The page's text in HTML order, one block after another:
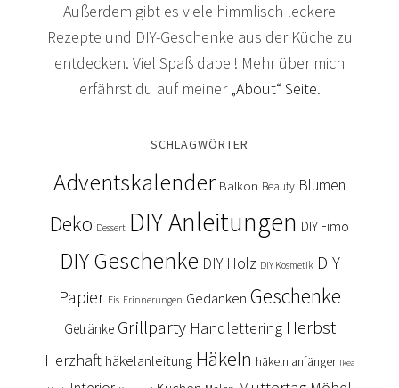
Außerdem gibt es viele himmlisch leckere
Rezepte und DIY-Geschenke aus der Küche zu
entdecken. Viel Spaß dabei! Mehr über mich
erfährst du auf meiner„About“ Seite.
SCHLAGWÖRTER
Adventskalender Balkon Beauty Blumen
Deko Dessert DIY Anleitungen DIY Fimo
DIY Geschenke DIY Holz DIY Kosmetik DIY
Papier Eis Erinnerungen Gedanken Geschenke
Getränke Grillparty Handlettering Herbst
Herzhaft häkelanleitung Häkeln häkeln anfänger Ikea